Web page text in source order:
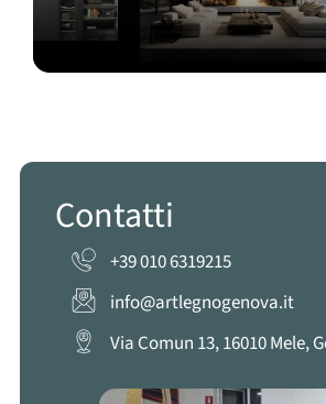
Contatti
+39 010 6319215
info@artlegnogenova.it
Via Comun 13, 16010 Mele,